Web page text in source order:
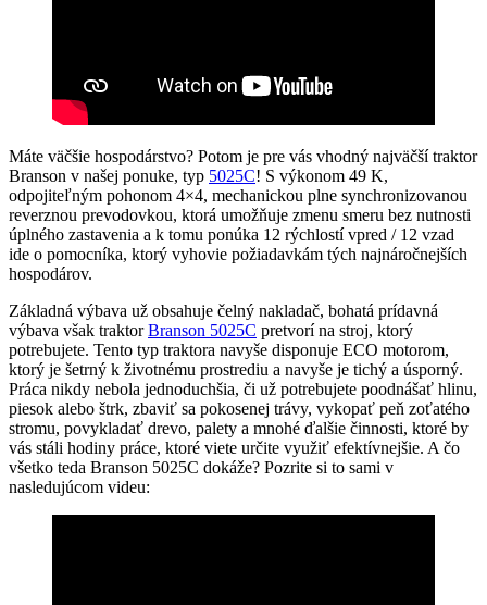
Máte väčšie hospodárstvo? Potom je pre vás vhodný najväčší traktor
Branson v našej ponuke, typ 5025C! S výkonom 49 K,
odpojiteľným pohonom 4×4, mechanickou plne synchronizovanou
reverznou prevodovkou, ktorá umožňuje zmenu smeru bez nutnosti
úplného zastavenia a k tomu ponúka 12 rýchlostí vpred / 12 vzad
ide o pomocníka, ktorý vyhovie požiadavkám tých najnáročnejších
hospodárov.
Základná výbava už obsahuje čelný nakladač, bohatá prídavná
výbava však traktorBranson 5025C pretvorí na stroj, ktorý
potrebujete. Tento typ traktora navyše disponuje ECO motorom,
ktorý je šetrný k životnému prostrediu a navyše je tichý a úsporný.
Práca nikdy nebola jednoduchšia, či už potrebujete poodnášať hlinu,
piesok alebo štrk, zbaviť sa pokosenej trávy, vykopať peň zoťatého
stromu, povykladať drevo, palety a mnohé ďalšie činnosti, ktoré by
vás stáli hodiny práce, ktoré viete určite využiť efektívnejšie. A čo
všetko teda Branson 5025C dokáže? Pozrite si to sami v
nasledujúcom videu: